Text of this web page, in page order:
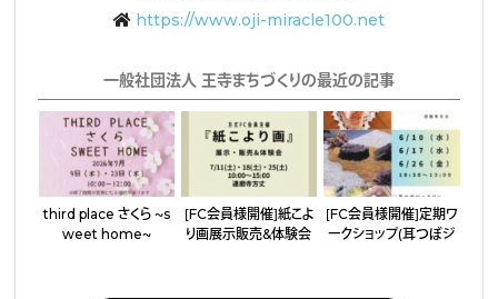
https://www.oji-miracle100.net
一般社団法人 王寺まちづくりの最近の記事
third place さくら 〜s
weet home〜
［FC会員様開催］紙こよ
り画展示販売&体験会
［FC会員様開催］定期ワ
ークショップ（耳つぼジ